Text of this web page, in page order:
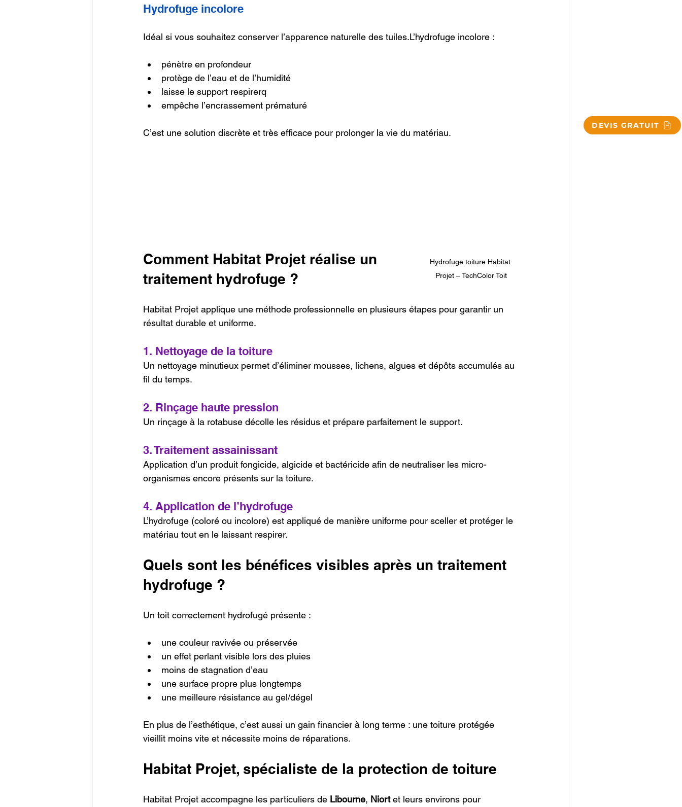
DEVIS GRATUIT
Hydrofuge incolore
Idéal si vous souhaitez conserver l’apparence naturelle des tuiles.L’hydrofuge incolore :
pénètre en profondeur
protège de l’eau et de l’humidité
laisse le support respirerq
empêche l’encrassement prématuré
C’est une solution discrète et très efficace pour prolonger la vie du matériau.
Hydrofuge toiture Habitat
Projet – TechColor Toit
Comment Habitat Projet réalise un
traitement hydrofuge ?
Habitat Projet applique une méthode professionnelle en plusieurs étapes pour garantir un
résultat durable et uniforme.
1. Nettoyage de la toiture
Un nettoyage minutieux permet d’éliminer mousses, lichens, algues et dépôts accumulés au
fil du temps.
2. Rinçage haute pression
Un rinçage à la rotabuse décolle les résidus et prépare parfaitement le support.
3. Traitement assainissant
Application d’un produit fongicide, algicide et bactéricide afin de neutraliser les micro-
organismes encore présents sur la toiture.
4. Application de l’hydrofuge
L’hydrofuge (coloré ou incolore) est appliqué de manière uniforme pour sceller et protéger le
matériau tout en le laissant respirer.
Quels sont les bénéfices visibles après un traitement
hydrofuge ?
Un toit correctement hydrofugé présente :
une couleur ravivée ou préservée
un effet perlant visible lors des pluies
moins de stagnation d’eau
une surface propre plus longtemps
une meilleure résistance au gel/dégel
En plus de l’esthétique, c’est aussi un gain financier à long terme : une toiture protégée
vieillit moins vite et nécessite moins de réparations.
Habitat Projet, spécialiste de la protection de toiture
Habitat Projet accompagne les particuliers de Libourne, Niort et leurs environs pour